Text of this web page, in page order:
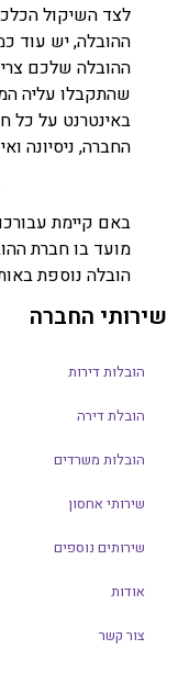
שירותי החברה
הובלות דירות
הובלת דירה
הובלות משרדים
שירותי אחסון
שירותים נוספים
אודות
צור קשר
לצד השיקול
ההובלה, יש עוד
ההובלה שלכם
שהתקבלו עליה
באינטרנט על כל
החברה, ניסיונה
באם קיימת
מועד בו חברת
הובלה נוספת